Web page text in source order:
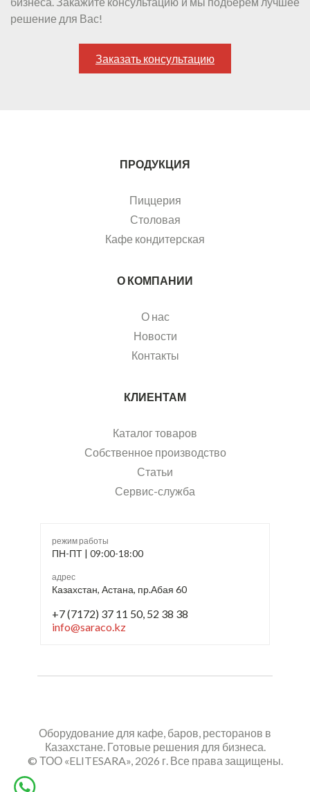
решение для Вас!
Заказать консультацию
ПРОДУКЦИЯ
Пиццерия
Столовая
Кафе кондитерская
О КОМПАНИИ
О нас
Новости
Контакты
КЛИЕНТАМ
Каталог товаров
Собственное производство
Статьи
Сервис-служба
режим работы
ПН-ПТ | 09:00-18:00
адрес
Казахстан, Астана, пр.Абая 60
+7 (7172) 37 11 50, 52 38 38
info@saraco.kz
Оборудование для кафе, баров, ресторанов в
Казахстане. Готовые решения для бизнеса.
© ТОО «ELITESARA», 2026 г. Все права защищены.